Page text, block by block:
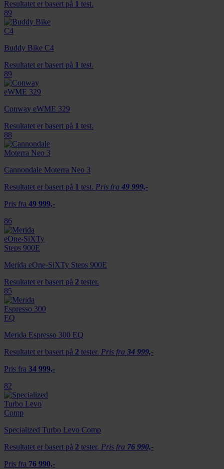
Resultatet er basert på 1 test.
89
Buddy Bike C4
Resultatet er basert på 1 test.
89
Conway eWME 329
Resultatet er basert på 1 test.
88
Cannondale Moterra Neo 3
Resultatet er basert på 1 test. Pris fra 49 999,-
Pris fra 49 999,-
86
Merida eOne-SiXTy Steps 900E
Resultatet er basert på 2 tester.
85
Merida Espresso 300 EQ
Resultatet er basert på 2 tester. Pris fra 34 999,-
Pris fra 34 999,-
82
Specialized Turbo Levo Comp
Resultatet er basert på 2 tester. Pris fra 76 990,-
Pris fra 76 990,-